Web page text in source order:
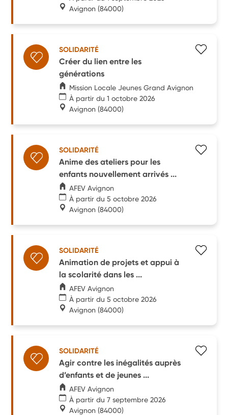
Avignon (84000)
SOLIDARITÉ
Créer du lien entre les
générations
Mission Locale Jeunes Grand Avignon
À partir du 1 octobre 2026
Avignon (84000)
SOLIDARITÉ
Anime des ateliers pour les
enfants nouvellement arrivés ...
AFEV Avignon
À partir du 5 octobre 2026
Avignon (84000)
SOLIDARITÉ
Animation de projets et appui à
la scolarité dans les ...
AFEV Avignon
À partir du 5 octobre 2026
Avignon (84000)
SOLIDARITÉ
Agir contre les inégalités auprès
d’enfants et de jeunes ...
AFEV Avignon
À partir du 7 septembre 2026
Avignon (84000)